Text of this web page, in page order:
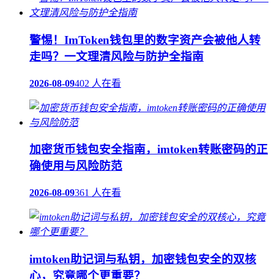
警惕！ImToken钱包里的数字资产会被他人转
走吗？一文理清风险与防护全指南
2026-08-09402 人在看
加密货币钱包安全指南，imtoken转账密码的正
确使用与风险防范
2026-08-09361 人在看
imtoken助记词与私钥，加密钱包安全的双核
心，究竟哪个更重要？